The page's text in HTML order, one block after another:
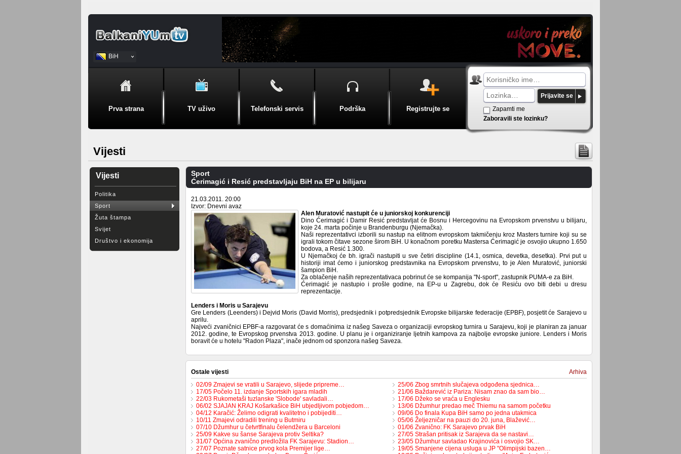
BiH
Srpski
Prva strana TV uživo Telefonski servis Podrška Registrujte se
Prijavite se
Zapamti me
Zaboravili ste lozinku?
Vijesti
Vijesti
Politika
Sport
Žuta štampa
Svijet
Društvo i ekonomija
Sport
Ćerimagić i Resić predstavljaju BiH na EP u bilijaru
21.03.2011. 20:00
Izvor: Dnevni avaz
Alen Muratović nastupit će u juniorskoj konkurenciji
Dino Ćerimagić i Damir Resić predstavljat će Bosnu i Hercegovinu na Evropskom prvenstvu u bilijaru,
koje 24. marta počinje u Brandenburgu (Njemačka).
Naši reprezentativci izborili su nastup na elitnom evropskom takmičenju kroz Masters turnire koji su se
igrali tokom čitave sezone širom BiH. U konačnom poretku Mastersa Ćerimagić je osvojio ukupno 1.650
bodova, a Resić 1.300.
U Njemačkoj će bh. igrači nastupiti u sve četiri discipline (14.1, osmica, devetka, desetka). Prvi put u
historiji imat ćemo i juniorskog predstavnika na Evropskom prvenstvu, to je Alen Muratović, juniorski
šampion BiH.
Za oblačenje naših reprezentativaca pobrinut će se kompanija "N-sport", zastupnik PUMA-e za BiH.
Ćerimagić je nastupio i prošle godine, na EP-u u Zagrebu, dok će Resiću ovo biti debi u dresu
reprezentacije.
Lenders i Moris u Sarajevu
Gre Lenders (Leenders) i Dejvid Moris (David Morris), predsjednik i potpredsjednik Evropske bilijarske federacije (EPBF), posjetit će Sarajevo u
aprilu.
Najveći zvaničnici EPBF-a razgovarat će s domaćinima iz našeg Saveza o organizaciji evropskog turnira u Sarajevu, koji je planiran za januar
2012. godine, te Evropskog prvenstva 2013. godine. U planu je i organiziranje ljetnih kampova za najbolje evropske juniore. Lenders i Moris
boravit će u hotelu "Radon Plaza", inače jednom od sponzora našeg Saveza.
Ostale vijesti
Arhiva
02/09 Zmajevi se vratili u Sarajevo, slijede pripreme…
17/05 Počelo 11. izdanje Sportskih igara mladih
22/03 Rukometaši tuzlanske 'Slobode' savladali…
06/02 SJAJAN KRAJ Košarkašice BiH ubjedljivom pobjedom…
04/12 Karačić: Želimo odigrati kvalitetno i pobijediti…
10/11 Zmajevi odradili trening u Butmiru
07/10 Džumhur u četvrtfinalu čelendžera u Barceloni
25/09 Kakve su šanse Sarajeva protiv Seltika?
31/07 Općina zvanično predložila FK Sarajevu: Stadion…
27/07 Poznate satnice prvog kola Premijer lige…
25/06 Zbog smrtnih slučajeva odgođena sjednica…
21/06 Baždarević iz Pariza: Nisam znao da sam bio…
17/06 Džeko se vraća u Englesku
13/06 Džumhur predao meč Thiemu na samom početku
09/06 Do finala Kupa BiH samo po jedna utakmica
05/06 Željezničar na pauzi do 20. juna, Blažević…
01/06 Zvanično: FK Sarajevo prvak BiH
27/05 Strašan pritisak iz Sarajeva da se nastavi…
23/05 Džumhur savladao Krajinovića i osvojio SK…
19/05 Smanjene cijena usluga u JP "Olimpijski bazen…